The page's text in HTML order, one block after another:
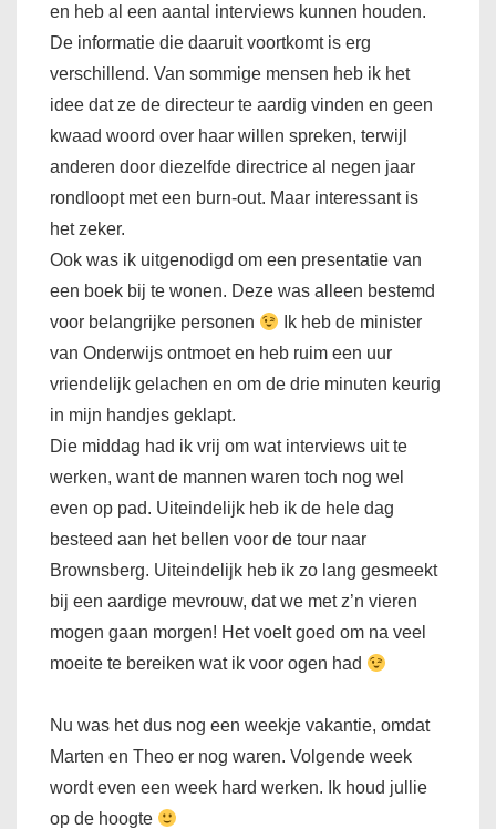
en heb al een aantal interviews kunnen houden.
De informatie die daaruit voortkomt is erg
verschillend. Van sommige mensen heb ik het
idee dat ze de directeur te aardig vinden en geen
kwaad woord over haar willen spreken, terwijl
anderen door diezelfde directrice al negen jaar
rondloopt met een burn-out. Maar interessant is
het zeker.
Ook was ik uitgenodigd om een presentatie van
een boek bij te wonen. Deze was alleen bestemd
voor belangrijke personen
Ik heb de minister
van Onderwijs ontmoet en heb ruim een uur
vriendelijk gelachen en om de drie minuten keurig
in mijn handjes geklapt.
Die middag had ik vrij om wat interviews uit te
werken, want de mannen waren toch nog wel
even op pad. Uiteindelijk heb ik de hele dag
besteed aan het bellen voor de tour naar
Brownsberg. Uiteindelijk heb ik zo lang gesmeekt
bij een aardige mevrouw, dat we met z’n vieren
mogen gaan morgen! Het voelt goed om na veel
moeite te bereiken wat ik voor ogen had
Nu was het dus nog een weekje vakantie, omdat
Marten en Theo er nog waren. Volgende week
wordt even een week hard werken. Ik houd jullie
op de hoogte